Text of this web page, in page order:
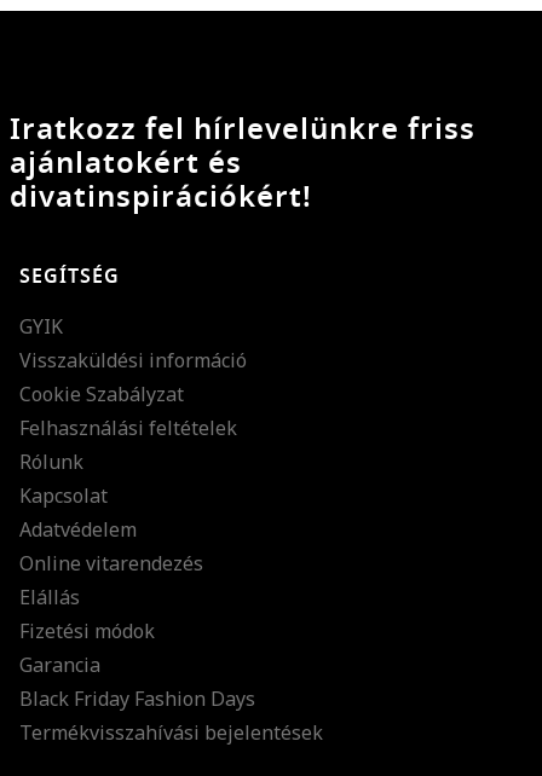
Iratkozz fel hírlevelünkre friss
ajánlatokért és
divatinspirációkért!
SEGÍTSÉG
GYIK
Visszaküldési információ
Cookie Szabályzat
Felhasználási feltételek
Rólunk
Kapcsolat
Adatvédelem
Online vitarendezés
Elállás
Fizetési módok
Garancia
Black Friday Fashion Days
Termékvisszahívási bejelentések